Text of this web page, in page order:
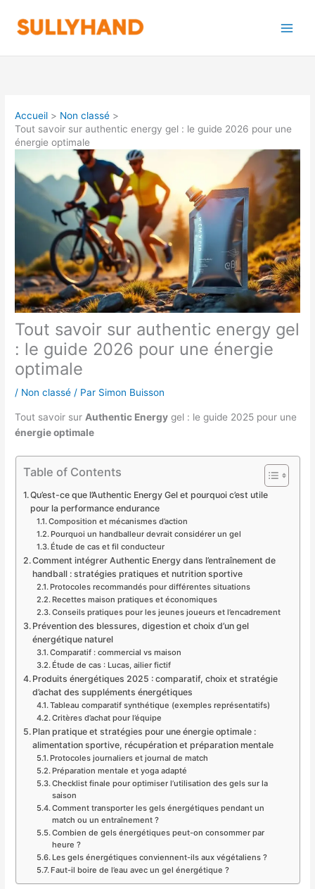
contenu
Accueil
Non classé
Tout savoir sur authentic energy gel : le guide 2026 pour une
énergie optimale
Tout savoir sur authentic energy gel
: le guide 2026 pour une énergie
optimale
/ Non classé / Par Simon Buisson
Tout savoir sur Authentic Energy gel : le guide 2025 pour une
énergie optimale
Table of Contents
Qu’est-ce que l’Authentic Energy Gel et pourquoi c’est utile
pour la performance endurance
Composition et mécanismes d’action
Pourquoi un handballeur devrait considérer un gel
Étude de cas et fil conducteur
Comment intégrer Authentic Energy dans l’entraînement de
handball : stratégies pratiques et nutrition sportive
Protocoles recommandés pour différentes situations
Recettes maison pratiques et économiques
Conseils pratiques pour les jeunes joueurs et l’encadrement
Prévention des blessures, digestion et choix d’un gel
énergétique naturel
Comparatif : commercial vs maison
Étude de cas : Lucas, ailier fictif
Produits énergétiques 2025 : comparatif, choix et stratégie
d’achat des suppléments énergétiques
Tableau comparatif synthétique (exemples représentatifs)
Critères d’achat pour l’équipe
Plan pratique et stratégies pour une énergie optimale :
alimentation sportive, récupération et préparation mentale
Protocoles journaliers et journal de match
Préparation mentale et yoga adapté
Checklist finale pour optimiser l’utilisation des gels sur la
saison
Comment transporter les gels énergétiques pendant un
match ou un entraînement ?
Combien de gels énergétiques peut-on consommer par
heure ?
Les gels énergétiques conviennent-ils aux végétaliens ?
Faut-il boire de l’eau avec un gel énergétique ?